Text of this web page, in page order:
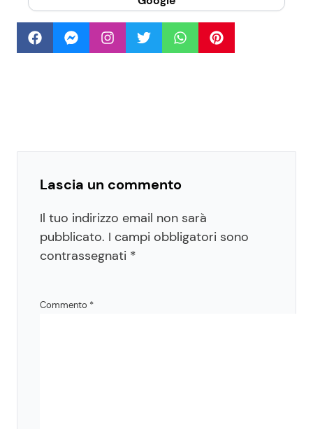
Lascia un commento
Il tuo indirizzo email non sarà
pubblicato. I campi obbligatori sono
contrassegnati *
Commento *